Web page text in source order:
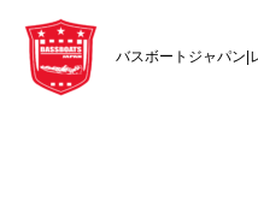
バスボートジャパン|